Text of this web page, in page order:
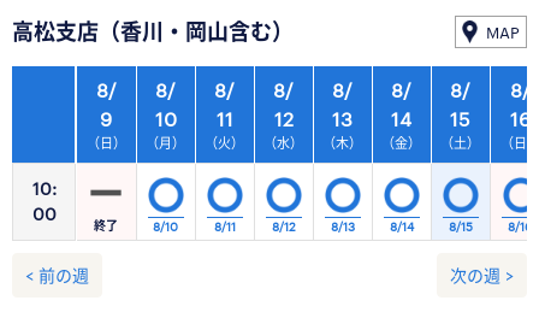
高松支店（香川・岡山含む） MAP
10:
00
8/
9
（日）
8/
10
（月）
8/
11
（火）
8/
12
（水）
8/
13
（木）
8/
14
（金）
8/
15
（土）
終了 8/10 8/11 8/12 8/13 8/14 8/15
8/
16
（日）
8/16
< 前の週 次の週 >